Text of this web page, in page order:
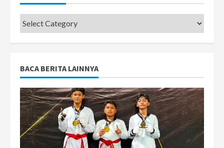
Categories
BACA BERITA LAINNYA